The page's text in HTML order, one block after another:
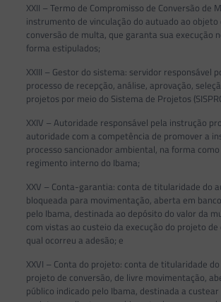
XXII – Termo de Compromisso de Conversão de
instrumento de vinculação do autuado ao
conversão de multa, que garanta sua execução
forma estipulados;
XXIII – Gestor do sistema: servidor responsável
processo de recepção, análise, aprovação,
projetos por meio do Sistema de Projetos
XXIV – Autoridade responsável pela instrução
autoridade com a competência de promover a
processo sancionador ambiental, na forma
regimento interno do Ibama;
XXV – Conta-garantia: conta de titularidade do
bloqueada para movimentação, aberta em
pelo Ibama, destinada ao depósito do valor da
com vistas ao custeio da execução do projeto de
qual ocorreu a adesão; e
XXVI – Conta do projeto: conta de titularidade
projeto de conversão, de livre movimentação,
público indicado pelo Ibama, destinada a custear